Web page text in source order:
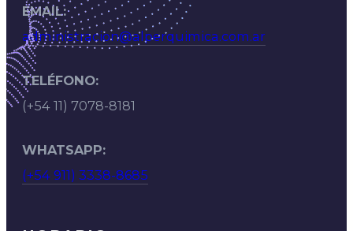
EMAIL:
administracion@alperquimica.com.ar
TELÉFONO:
(+54 11) 7078-8181
WHATSAPP:
(+54 911) 3338-8685